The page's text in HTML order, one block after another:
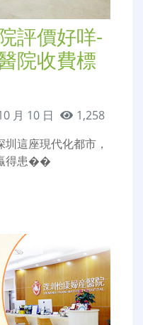
評價好咩-
院收費標
月 10 日
1,258
這座現代化都市，
得患��